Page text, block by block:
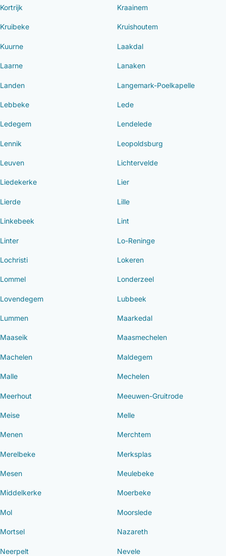
Kortrijk Kraainem
Kruibeke Kruishoutem
Kuurne Laakdal
Laarne Lanaken
Landen Langemark-Poelkapelle
Lebbeke Lede
Ledegem Lendelede
Lennik Leopoldsburg
Leuven Lichtervelde
Liedekerke Lier
Lierde Lille
Linkebeek Lint
Linter Lo-Reninge
Lochristi Lokeren
Lommel Londerzeel
Lovendegem Lubbeek
Lummen Maarkedal
Maaseik Maasmechelen
Machelen Maldegem
Malle Mechelen
Meerhout Meeuwen-Gruitrode
Meise Melle
Menen Merchtem
Merelbeke Merksplas
Mesen Meulebeke
Middelkerke Moerbeke
Mol Moorslede
Mortsel Nazareth
Neerpelt Nevele